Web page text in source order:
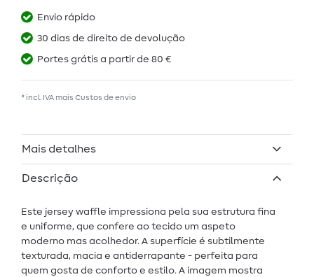
Envio rápido
30 dias de direito de devolução
Portes grátis a partir de 80 €
* incl. IVA mais Custos de envio
Mais detalhes
Descrição
Este jersey waffle impressiona pela sua estrutura fina
e uniforme, que confere ao tecido um aspeto
moderno mas acolhedor. A superfície é subtilmente
texturada, macia e antiderrapante - perfeita para
quem gosta de conforto e estilo. A imagem mostra